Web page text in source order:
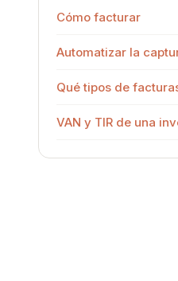
Cómo facturar
Automatizar la
Qué tipos de
VAN y TIR de una